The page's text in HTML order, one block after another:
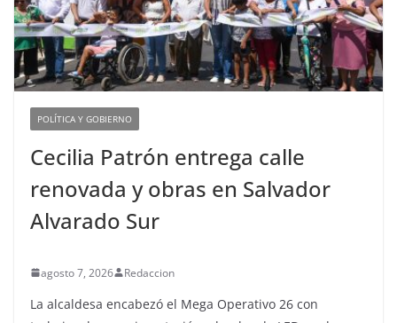
POLÍTICA Y GOBIERNO
Cecilia Patrón entrega calle
renovada y obras en Salvador
Alvarado Sur
agosto 7, 2026 Redaccion
La alcaldesa encabezó el Mega Operativo 26 con